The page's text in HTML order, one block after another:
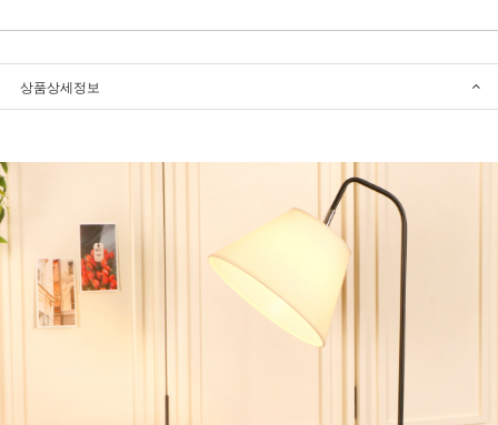
상품상세정보